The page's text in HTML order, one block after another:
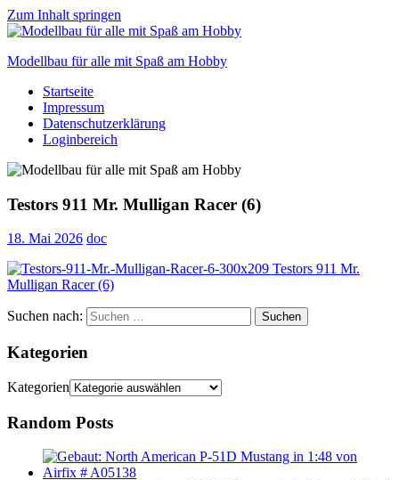
Zum Inhalt springen
Modellbau für alle mit Spaß am Hobby
Scale
modelling
to
Startseite
Impressum
Datenschutzerklärung
Loginbereich
Testors 911 Mr. Mulligan Racer (6)
18. Mai 2026 doc
Suchen nach: Suchen
Kategorien
Kategorien
Random Posts